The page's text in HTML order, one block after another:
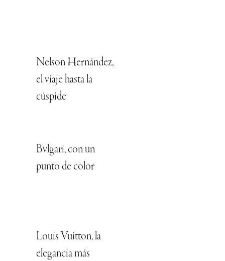
Nelson Hernández,
el viaje hasta la
cúspide
Bvlgari, con un
punto de color
Louis Vuitton, la
elegancia más